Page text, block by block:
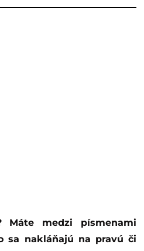
medzi písmenami
sa nakláňajú na pravú či